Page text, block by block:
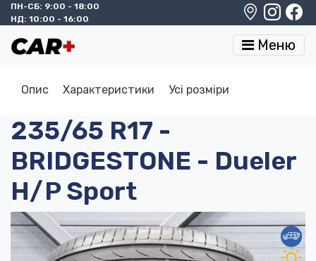
ПН-СБ: 9:00 - 18:00
НД: 10:00 - 16:00
Меню
Опис Характеристики Усі розміри
235/65 R17 -
BRIDGESTONE - Dueler
H/P Sport